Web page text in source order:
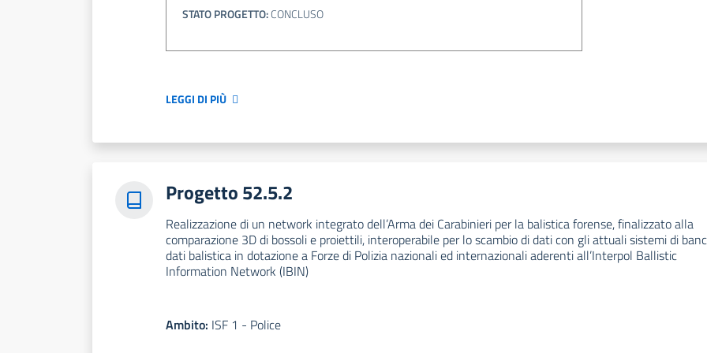
STATO PROGETTO:CONCLUSO
LEGGI DI PIÙ
Progetto 52.5.2
Realizzazione di un network integrato dell’Arma dei Carabinieri per la balistica forense, finalizzato alla
comparazione 3D di bossoli e proiettili, interoperabile per lo scambio di dati con gli attuali sistemi di
dati balistica in dotazione a Forze di Polizia nazionali ed internazionali aderenti all’Interpol Ballistic
Information Network (IBIN)
Ambito: ISF 1 - Police